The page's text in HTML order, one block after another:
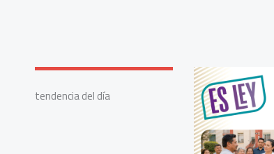
tendencia del día